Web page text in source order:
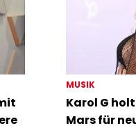
MUSIK
Karol G
Mars für